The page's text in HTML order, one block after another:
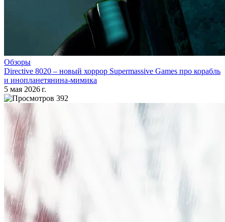
Обзоры
Directive 8020 – новый хоррор Supermassive Games про корабль
и инопланетянина-мимика
5 мая 2026 г.
392